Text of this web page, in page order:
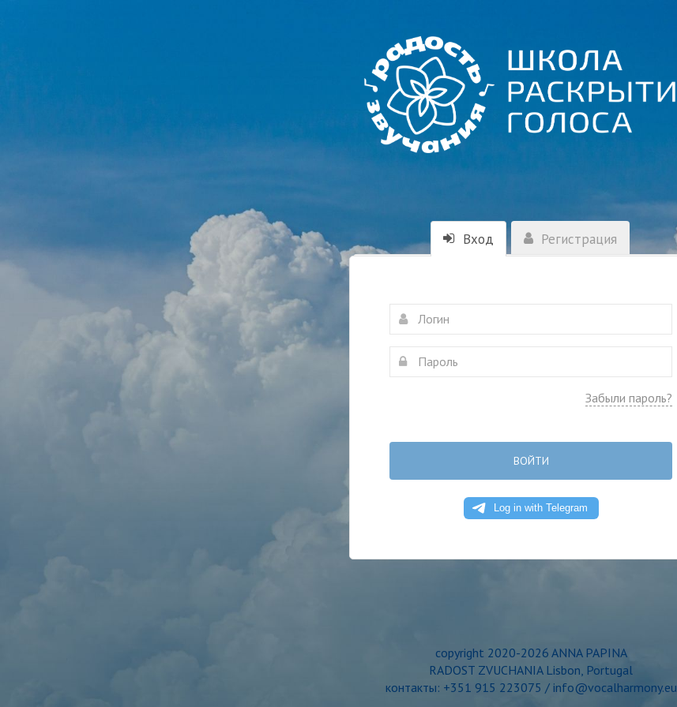
Вход Регистрация
Забыли пароль?
ВОЙТИ
copyright 2020-2026 ANNA PAPINA
RADOST ZVUCHANIA Lisbon, Portugal
контакты: +351 915 223075 / info@vocalharmony.eu